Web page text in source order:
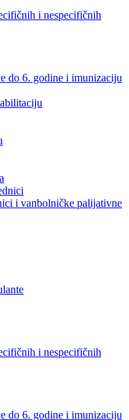
i nespecifičnih
do 6. godine i imunizaciju
i vanbolničke palijativne
i nespecifičnih
do 6. godine i imunizaciju